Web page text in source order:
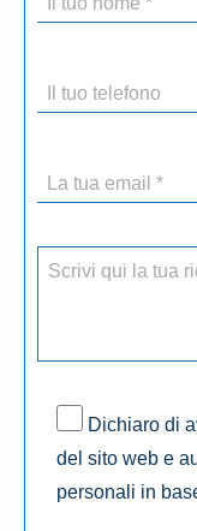
Dichiaro di
del sito web e
personali in